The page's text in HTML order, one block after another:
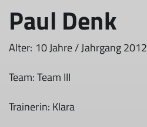
Paul Denk
Alter: 10 Jahre / Jahrgang 2012
Team: Team III
Trainerin: Klara